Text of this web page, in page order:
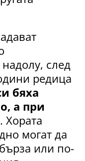
след
редица
бяха
а при
. Хората
могат да
или по-